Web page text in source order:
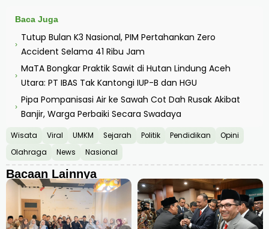
Baca Juga
›
Tutup Bulan K3 Nasional, PIM Pertahankan Zero
Accident Selama 41 Ribu Jam
›
MaTA Bongkar Praktik Sawit di Hutan Lindung Aceh
Utara: PT IBAS Tak Kantongi IUP-B dan HGU
›
Pipa Pompanisasi Air ke Sawah Cot Dah Rusak Akibat
Banjir, Warga Perbaiki Secara Swadaya
Wisata Viral UMKM Sejarah Politik Pendidikan
Opini
Olahraga
News Nasional
Bacaan Lainnya